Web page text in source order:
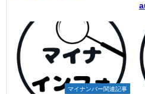
マイナンバー関連記事